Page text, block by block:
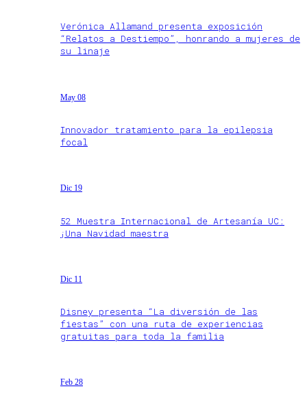
Verónica Allamand presenta exposición
“Relatos a Destiempo”, honrando a mujeres de
su linaje
May 08
Innovador tratamiento para la epilepsia
focal
Dic 19
52 Muestra Internacional de Artesanía UC:
¡Una Navidad maestra
Dic 11
Disney presenta “La diversión de las
fiestas” con una ruta de experiencias
gratuitas para toda la familia
Feb 28